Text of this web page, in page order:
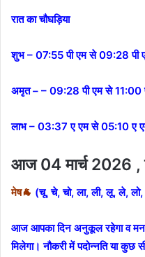
रात का चौघड़िया
शुभ – 07:55 पी एम से 09:28 पी
अमृत – – 09:28 पी एम से 11:00
लाभ – 03:37 ए एम से 05:10 ए
आज 04 मार्च 2026 ,
मेष🐐 (चू, चे, चो, ला, ली, लू, ले,
आज आपका दिन अनुकूल रहेगा व मन
मिलेगा। नौकरी में पदोन्नति या